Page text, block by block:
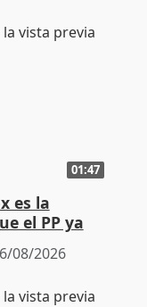
01:47
es la
el PP ya
08/2026